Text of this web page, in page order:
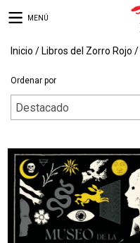
MENÚ
Inicio / Libros del Zorro Rojo /
Ordenar por